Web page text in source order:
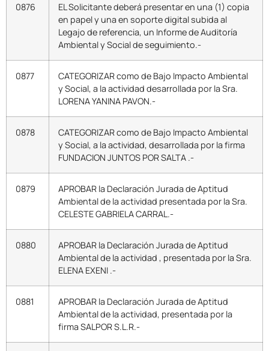
0876
EL Solicitante deberá presentar en una (1) copia
en papel y una en soporte digital subida al
Legajo de referencia, un Informe de Auditoría
Ambiental y Social de seguimiento.-
0877
CATEGORIZAR como de Bajo Impacto Ambiental
y Social, a la actividad desarrollada por la Sra.
LORENA YANINA PAVON.-
0878
CATEGORIZAR como de Bajo Impacto Ambiental
y Social, a la actividad, desarrollada por la firma
FUNDACION JUNTOS POR SALTA .-
0879
APROBAR la Declaración Jurada de Aptitud
Ambiental de la actividad presentada por la Sra.
CELESTE GABRIELA CARRAL.-
0880
APROBAR la Declaración Jurada de Aptitud
Ambiental de la actividad , presentada por la Sra.
ELENA EXENI .-
0881
APROBAR la Declaración Jurada de Aptitud
Ambiental de la actividad, presentada por la
firma SALPOR S.L.R.-